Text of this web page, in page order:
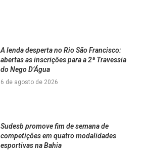
A lenda desperta no Rio São Francisco:
abertas as inscrições para a 2ª Travessia
do Nego D’Água
6 de agosto de 2026
Sudesb promove fim de semana de
competições em quatro modalidades
esportivas na Bahia